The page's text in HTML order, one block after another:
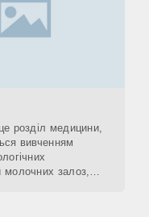
розділ медицини,
вивченням
молочних залоз,